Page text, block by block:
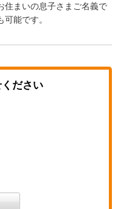
住まいの息子さまご名義で
可能です。
ださい